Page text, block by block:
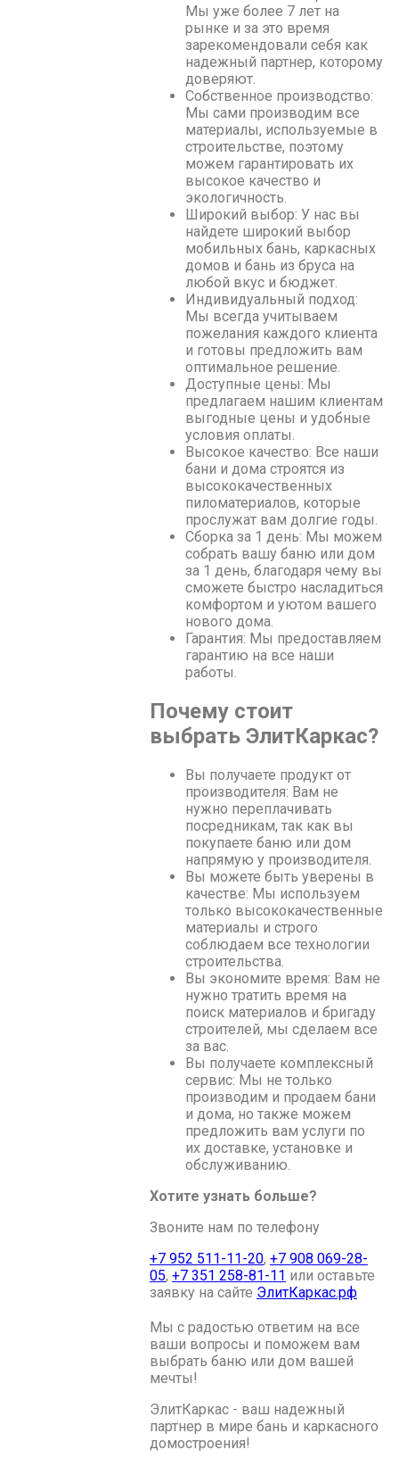
Мы уже более 7 лет на
рынке и за это время
зарекомендовали себя как
надежный партнер, которому
доверяют.
Собственное производство:
Мы сами производим все
материалы, используемые в
строительстве, поэтому
можем гарантировать их
высокое качество и
экологичность.
Широкий выбор: У нас вы
найдете широкий выбор
мобильных бань, каркасных
домов и бань из бруса на
любой вкус и бюджет.
Индивидуальный подход:
Мы всегда учитываем
пожелания каждого клиента
и готовы предложить вам
оптимальное решение.
Доступные цены: Мы
предлагаем нашим клиентам
выгодные цены и удобные
условия оплаты.
Высокое качество: Все наши
бани и дома строятся из
высококачественных
пиломатериалов, которые
прослужат вам долгие годы.
Сборка за 1 день: Мы можем
собрать вашу баню или дом
за 1 день, благодаря чему вы
сможете быстро насладиться
комфортом и уютом вашего
нового дома.
Гарантия: Мы предоставляем
гарантию на все наши
работы.
Почему стоит
выбрать ЭлитКаркас?
Вы получаете продукт от
производителя: Вам не
нужно переплачивать
посредникам, так как вы
покупаете баню или дом
напрямую у производителя.
Вы можете быть уверены в
качестве: Мы используем
только высококачественные
материалы и строго
соблюдаем все технологии
строительства.
Вы экономите время: Вам не
нужно тратить время на
поиск материалов и бригаду
строителей, мы сделаем все
за вас.
Вы получаете комплексный
сервис: Мы не только
производим и продаем бани
и дома, но также можем
предложить вам услуги по
их доставке, установке и
обслуживанию.
Хотите узнать больше?
Звоните нам по телефону
+7 952 511-11-20, +7 908 069-28-
05, +7 351 258-81-11 или оставьте
заявку на сайте ЭлитКаркас.рф
Мы с радостью ответим на все
ваши вопросы и поможем вам
выбрать баню или дом вашей
мечты!
ЭлитКаркас - ваш надежный
партнер в мире бань и каркасного
домостроения!